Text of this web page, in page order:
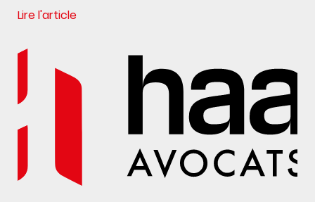
Lire l'article